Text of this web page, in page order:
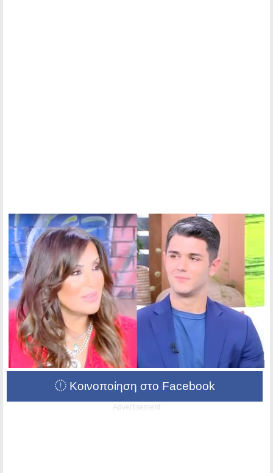
Κοινοποίηση στο Facebook
Advertisement